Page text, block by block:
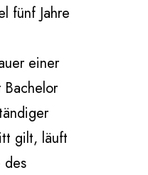
fünf Jahre
einer
gilt, läuft
des